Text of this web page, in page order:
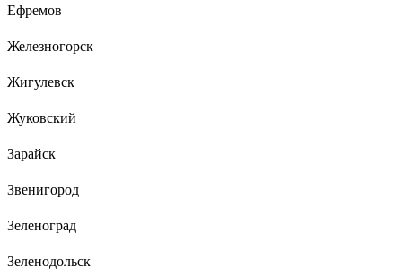
Ефремов
Железногорск
Жигулевск
Жуковский
Зарайск
Звенигород
Зеленоград
Зеленодольск